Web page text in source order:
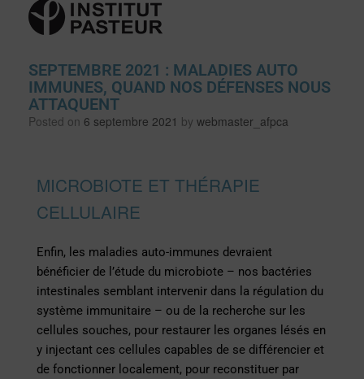
SEPTEMBRE 2021 : MALADIES AUTO
IMMUNES, QUAND NOS DÉFENSES NOUS
ATTAQUENT
Posted on 6 septembre 2021 by webmaster_afpca
MICROBIOTE ET THÉRAPIE
CELLULAIRE
Enfin, les maladies auto-immunes devraient
bénéficier de l’étude du microbiote – nos bactéries
intestinales semblant intervenir dans la régulation du
système immunitaire – ou de la recherche sur les
cellules souches, pour restaurer les organes lésés en
y injectant ces cellules capables de se différencier et
de fonctionner localement, pour reconstituer par